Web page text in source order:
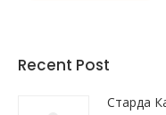
Recent Post
Старда